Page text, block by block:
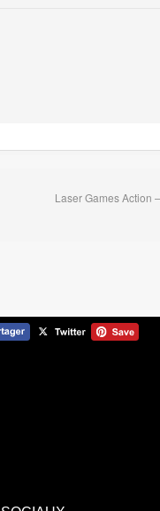
Laser Games Action